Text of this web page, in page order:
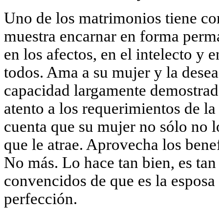
Uno de los matrimonios tiene
muestra encarnar en forma
en los afectos, en el intelecto y
todos. Ama a su mujer y la
capacidad largamente
atento a los requerimientos de
cuenta que su mujer no sólo no
que le atrae. Aprovecha los
No más. Lo hace tan bien, es
convencidos de que es la
perfección.